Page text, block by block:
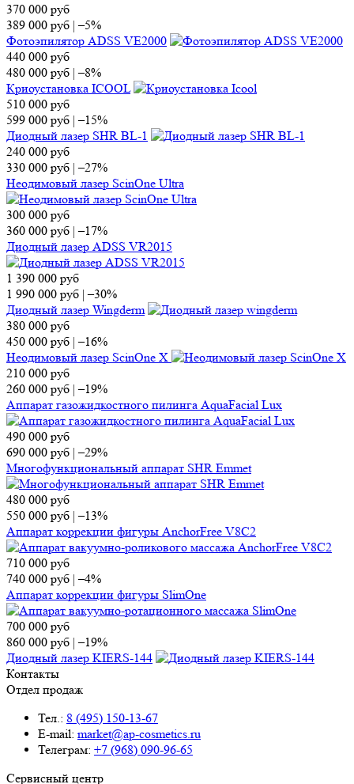
370 000 руб
389 000 руб |–5%
Фотоэпилятор ADSS VE2000
440 000 руб
480 000 руб |–8%
Криоустановка ICOOL
510 000 руб
599 000 руб |–15%
Диодный лазер SHR BL-1
240 000 руб
330 000 руб |–27%
Неодимовый лазер ScinOne Ultra
300 000 руб
360 000 руб |–17%
Диодный лазер ADSS VR2015
1 390 000 руб
1 990 000 руб |–30%
Диодный лазер Wingderm
380 000 руб
450 000 руб |–16%
Неодимовый лазер ScinOne X
210 000 руб
260 000 руб |–19%
Аппарат газожидкостного пилинга AquaFacial Lux
490 000 руб
690 000 руб |–29%
Многофункциональный аппарат SHR Emmet
480 000 руб
550 000 руб |–13%
Аппарат коррекции фигуры AnchorFree V8C2
710 000 руб
740 000 руб |–4%
Аппарат коррекции фигуры SlimOne
700 000 руб
860 000 руб |–19%
Диодный лазер KIERS-144
Контакты
Отдел продаж
Тел.: 8 (495) 150-13-67
E-mail: market@ap-cosmetics.ru
Телеграм: +7 (968) 090-96-65
Сервисный центр